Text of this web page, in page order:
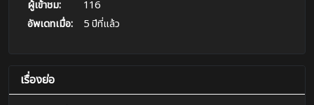
ผู้เข้าชม:
116
อัพเดทเมื่อ:
5 ปีที่แล้ว
เรื่องย่อ